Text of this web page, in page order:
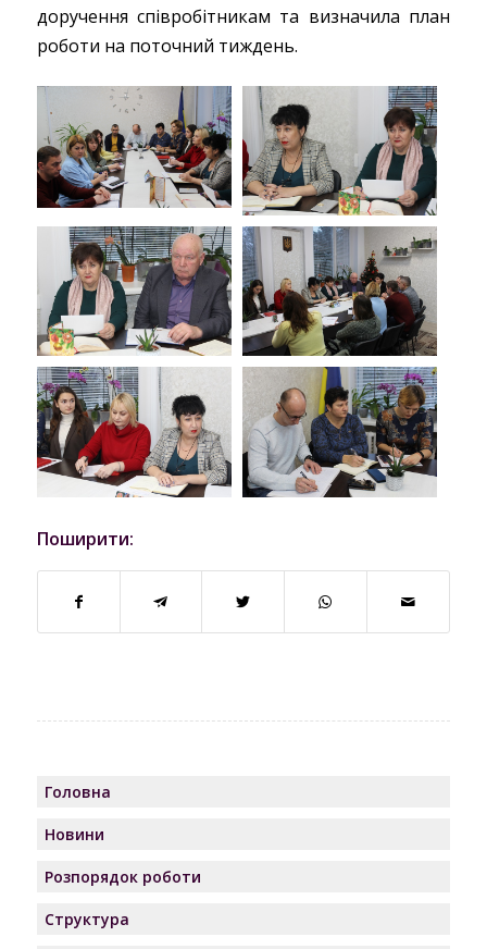
доручення співробітникам та визначила план
роботи на поточний тиждень.
Поширити:
Головна
Новини
Розпорядок роботи
Структура